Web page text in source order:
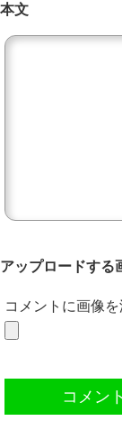
本文
アップロードする
コメントに画像
コメン